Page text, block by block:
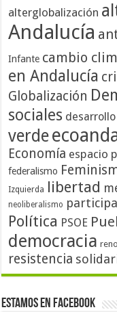
alterglobalización
Andalucía
Infante cambio
en Andalucía
Globalización
sociales
verde
Economía espacio
federalismo
Izquierda libertad
neoliberalismo
Política PSOE
democracia
resistencia
Estamos en Facebook